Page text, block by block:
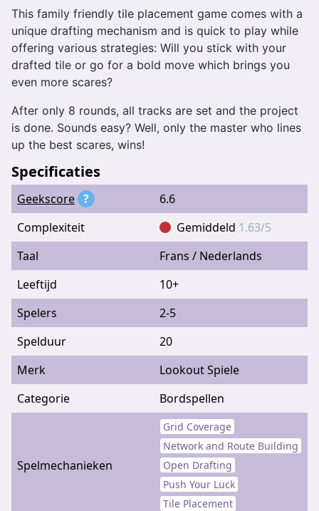
This family friendly tile placement game comes with a
unique drafting mechanism and is quick to play while
offering various strategies: Will you stick with your
drafted tile or go for a bold move which brings you
even more scares?
After only 8 rounds, all tracks are set and the project
is done. Sounds easy? Well, only the master who lines
up the best scares, wins!
Specificaties
Geekscore ?
6.6
Complexiteit
Gemiddeld 1.63/5
Taal
Frans / Nederlands
Leeftijd
10+
Spelers
2-5
Spelduur
20
Merk
Lookout Spiele
Categorie
Bordspellen
Spelmechanieken
Grid Coverage
Network and Route Building
Open Drafting
Push Your Luck
Tile Placement